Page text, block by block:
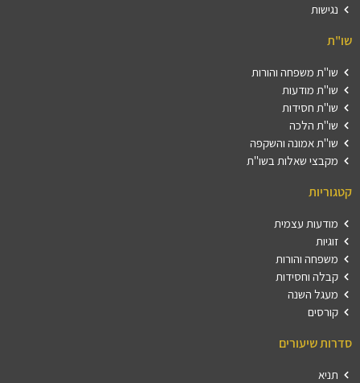
נגישות
שו"ת
שו"ת משפחה והורות
שו"ת מודעות
שו"ת חסידות
שו"ת הלכה
שו"ת אמונה והשקפה
מקבצי שאלות בשו"ת
קטגוריות
מודעות עצמית
זוגיות
משפחה והורות
קבלה וחסידות
מעגל השנה
קורסים
סדרות שיעורים
תניא